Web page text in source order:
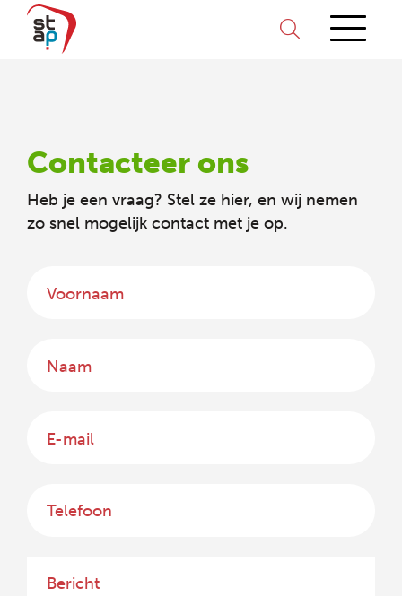
Contacteer ons
Heb je een vraag? Stel ze hier, en wij nemen
zo snel mogelijk contact met je op.